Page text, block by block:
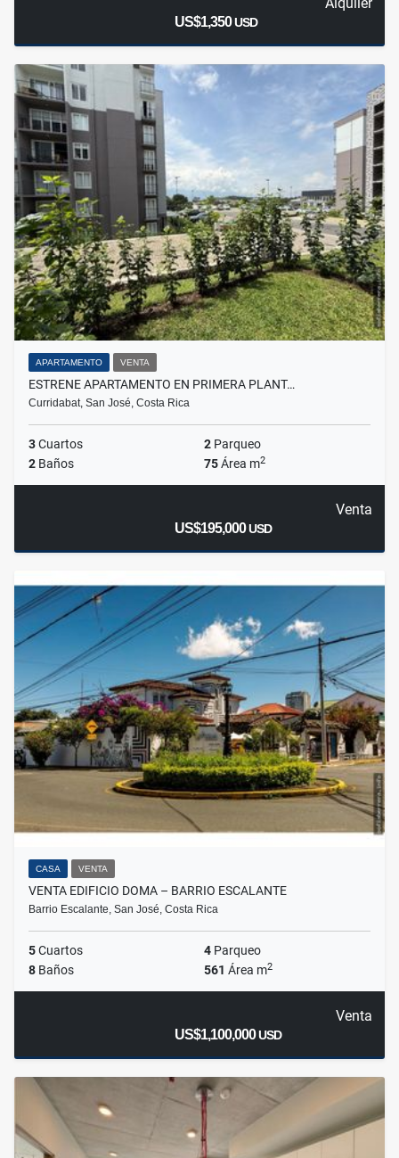
US$1,350USD
APARTAMENTO VENTA
ESTRENE APARTAMENTO EN PRIMERA PLANT…
Curridabat, San José, Costa Rica
3Cuartos 2 Parqueo
2 Baños 75Área m2
Venta
US$195,000USD
CASA VENTA
VENTA EDIFICIO DOMA – BARRIO ESCALANTE
Barrio Escalante, San José, Costa Rica
5Cuartos 4 Parqueo
8 Baños 561 Área m2
Venta
US$1,100,000USD